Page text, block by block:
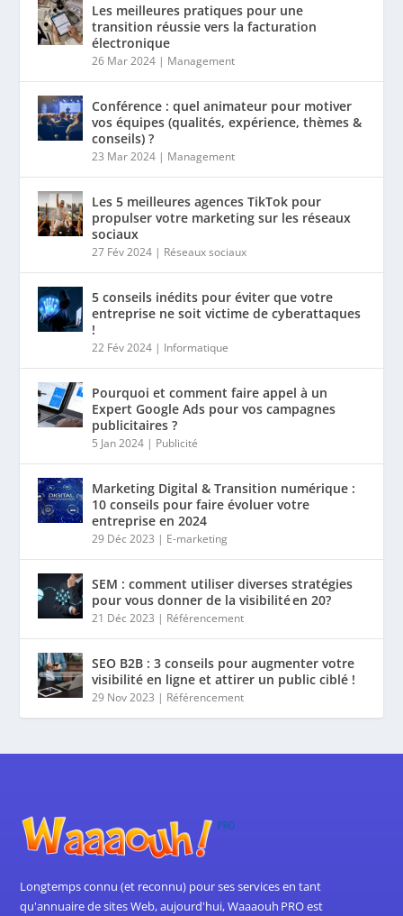
Les meilleures pratiques pour une
transition réussie vers la facturation
électronique
26 Mar 2024 | Management
Conférence : quel animateur pour motiver
vos équipes (qualités, expérience, thèmes &
conseils) ?
23 Mar 2024 | Management
Les 5 meilleures agences TikTok pour
propulser votre marketing sur les réseaux
sociaux
27 Fév 2024 | Réseaux sociaux
5 conseils inédits pour éviter que votre
entreprise ne soit victime de cyberattaques
!
22 Fév 2024 | Informatique
Pourquoi et comment faire appel à un
Expert Google Ads pour vos campagnes
publicitaires ?
5 Jan 2024 | Publicité
Marketing Digital & Transition numérique :
10 conseils pour faire évoluer votre
entreprise en 2024
29 Déc 2023 | E-marketing
SEM : comment utiliser diverses stratégies
pour vous donner de la visibilité en 20?
21 Déc 2023 | Référencement
SEO B2B : 3 conseils pour augmenter votre
visibilité en ligne et attirer un public ciblé !
29 Nov 2023 | Référencement
Longtemps connu (et reconnu) pour ses services en tant
qu'annuaire de sites Web, aujourd'hui, Waaaouh PRO est